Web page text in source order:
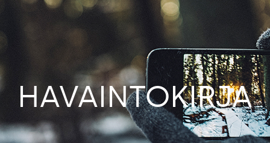
HAVAINTOKIRJA